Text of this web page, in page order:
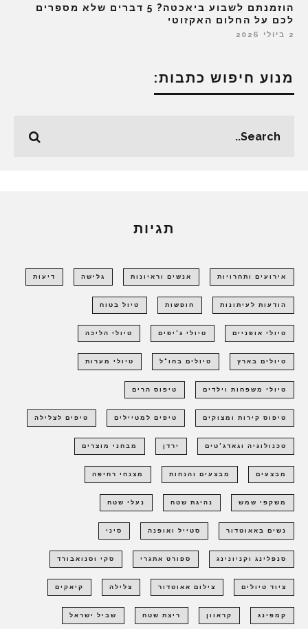
הוזמנתם לשבוע ביאכטה? 5 דברים שלא מספרים
לכם על החלום האקזוטי
2 ביולי 2026
מנוע חיפוש כתבות:
תגיות
אירועים ותחרויות אנשים וראיונות גלישה דיעות
הודעות לעיתונות חופשות טיול בטוח
טיולי אופניים טיולי ג'יפים טיולי הליכה
טיולים בארץ טיולים בחו"ל טיולי מערות
טיולי משפחות וילדים טיפוס הרים
טיפוס קירות ומצוקים טיפים למטיילים טיפים לצלילה
טכנולוגיה וגאדג'טים ירדן מבחני מוצרים
מבצעים מבצעים והנחות מצנחי רחיפה
משקפי שמש נהיגת שטח נעלי שטח
נשים באאוטדור סטייל ואופנה סיני
סנפלינג וקניונינג ספורט אתגרי סקי וסנואבורד
ציוד טיולים צילום אאוטדור צלילה קיאקים
קמפינג קראוון ריצת שטח שביל ישראל